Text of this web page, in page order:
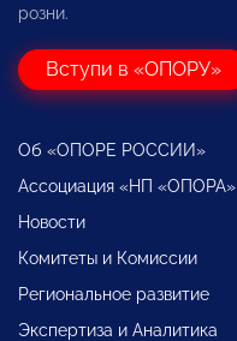
розни.
Вступи в «ОПОРУ»
Об «ОПОРЕ РОССИИ»
Ассоциация «НП «ОПОРА»
Новости
Комитеты и Комиссии
Региональное развитие
Экспертиза и Аналитика